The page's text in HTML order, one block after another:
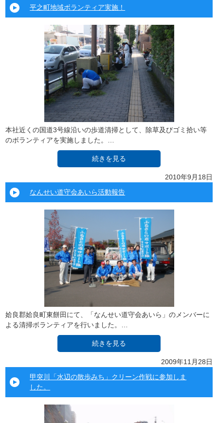
平之町地域ボランティア実施！
本社近くの国道3号線沿いの歩道清掃として、除草及びゴミ拾い等
のボランティアを実施しました。…
続きを見る
2010年9月18日
なんせい道守会あいら活動報告
姶良郡姶良町東餅田にて、「なんせい道守会あいら」のメンバーに
よる清掃ボランティアを行いました。…
続きを見る
2009年11月28日
甲突川「水辺の散歩みち」クリーン作戦に参加しま
した。